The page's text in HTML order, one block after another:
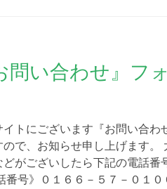
問い合わせ』フ
トにございます『お問い合わ
で、お知らせ申し上げます。
がございしたら下記の電話番
番号》０１６６－５７－０１０